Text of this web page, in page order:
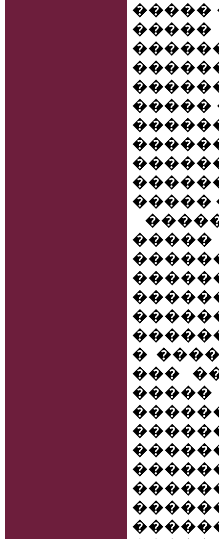
�����
�����
�����
�����
�
���